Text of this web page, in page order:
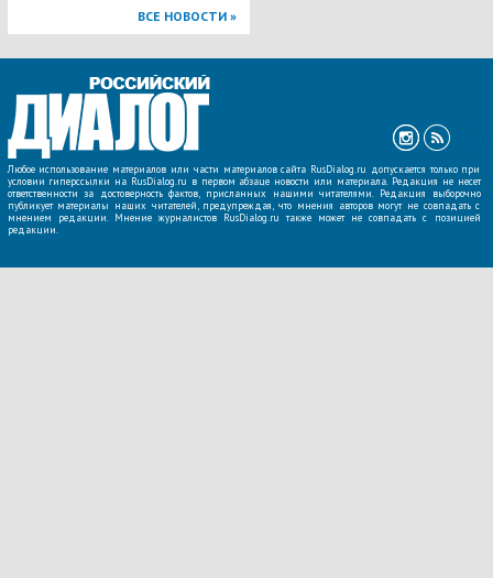
ВСЕ НОВОСТИ »
Любое использование материалов или части материалов сайта RusDialog.ru допускается только при
условии гиперссылки на RusDialog.ru в первом абзаце новости или материала. Редакция не несет
ответственности за достоверность фактов, присланных нашими читателями. Редакция выборочно
публикует материалы наших читателей, предупреждая, что мнения авторов могут не совпадать с
мнением редакции. Мнение журналистов RusDialog.ru также может не совпадать с позицией
редакции.